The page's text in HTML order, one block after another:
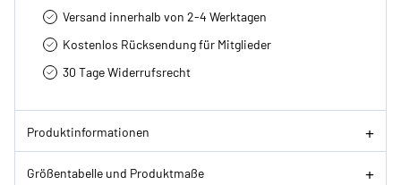
Versand innerhalb von 2-4 Werktagen
Kostenlos Rücksendung für Mitglieder
30 Tage Widerrufsrecht
Produktinformationen
Größentabelle und Produktmaße